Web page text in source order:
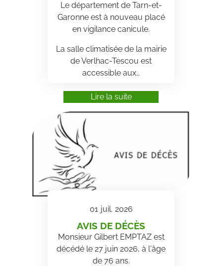
Le département de Tarn-et-
Garonne est à nouveau placé
en vigilance canicule.
La salle climatisée de la mairie
de Verlhac-Tescou est
accessible aux…
Lire la suite
01 juil. 2026
AVIS DE DÉCÈS
Monsieur Gilbert EMPTAZ est
décédé le 27 juin 2026, à l'âge
de 76 ans.